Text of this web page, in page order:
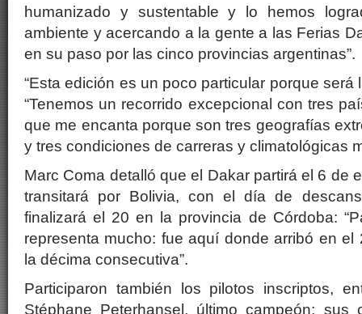
humanizado y sustentable y lo hemos
ambiente y acercando a la gente a las Ferias
en su paso por las cinco provincias argentinas”.
“Esta edición es un poco particular porque será
“Tenemos un recorrido excepcional con tres
que me encanta porque son tres geografías
y tres condiciones de carreras y climatológicas
Marc Coma detalló que el Dakar partirá el 6 de
transitará por Bolivia, con el día de
finalizará el 20 en la provincia de Córdoba:
representa mucho: fue aquí donde arribó en
la décima consecutiva”.
Participaron también los pilotos inscriptos,
Stéphane Peterhansel, último campeón; sus